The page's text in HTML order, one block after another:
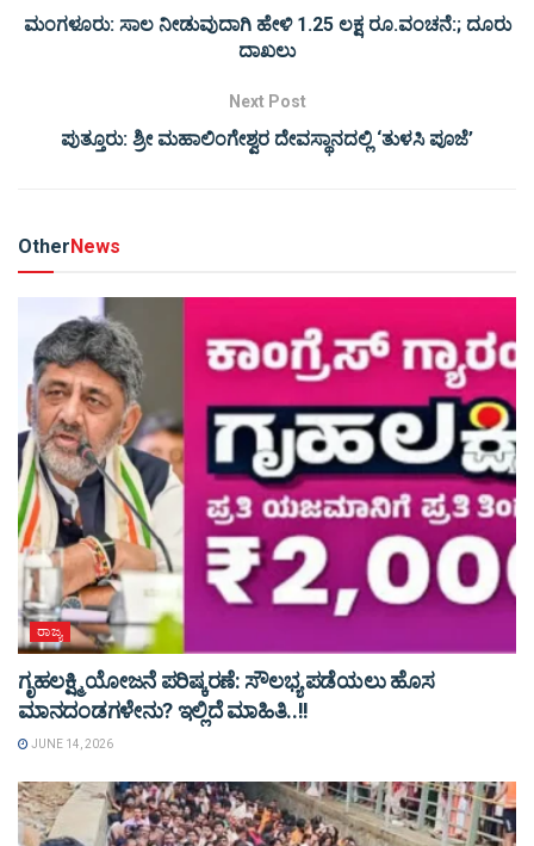
ಮಂಗಳೂರು: ಸಾಲ ನೀಡುವುದಾಗಿ ಹೇಳಿ 1.25 ಲಕ್ಷ ರೂ.ವಂಚನೆ:; ದೂರು
ದಾಖಲು
Next Post
ಪುತ್ತೂರು: ಶ್ರೀ ಮಹಾಲಿಂಗೇಶ್ವರ ದೇವಸ್ಥಾನದಲ್ಲಿ ‘ತುಳಸಿ ಪೂಜೆ’
Other News
ರಾಜ್ಯ
ಗೃಹಲಕ್ಷ್ಮಿ ಯೋಜನೆ ಪರಿಷ್ಕರಣೆ: ಸೌಲಭ್ಯ ಪಡೆಯಲು ಹೊಸ
ಮಾನದಂಡಗಳೇನು? ಇಲ್ಲಿದೆ ಮಾಹಿತಿ..!!
JUNE 14, 2026